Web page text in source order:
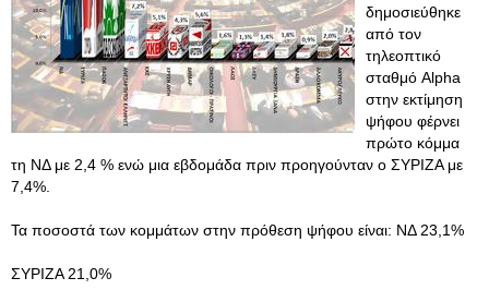
δημοσιεύθηκε
από τον
τηλεοπτικό
σταθμό Alpha
στην εκτίμηση
ψήφου φέρνει
πρώτο κόμμα
τη ΝΔ με 2,4 % ενώ μια εβδομάδα πριν προηγούνταν ο ΣΥΡΙΖΑ με
7,4%.
Τα ποσοστά των κομμάτων στην πρόθεση ψήφου είναι: ΝΔ 23,1%
ΣΥΡΙΖΑ 21,0%